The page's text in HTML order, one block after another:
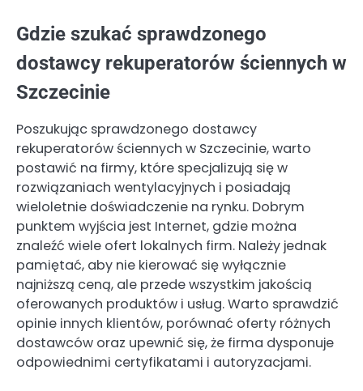
Gdzie szukać sprawdzonego
dostawcy rekuperatorów ściennych w
Szczecinie
Poszukując sprawdzonego dostawcy
rekuperatorów ściennych w Szczecinie, warto
postawić na firmy, które specjalizują się w
rozwiązaniach wentylacyjnych i posiadają
wieloletnie doświadczenie na rynku. Dobrym
punktem wyjścia jest Internet, gdzie można
znaleźć wiele ofert lokalnych firm. Należy jednak
pamiętać, aby nie kierować się wyłącznie
najniższą ceną, ale przede wszystkim jakością
oferowanych produktów i usług. Warto sprawdzić
opinie innych klientów, porównać oferty różnych
dostawców oraz upewnić się, że firma dysponuje
odpowiednimi certyfikatami i autoryzacjami.